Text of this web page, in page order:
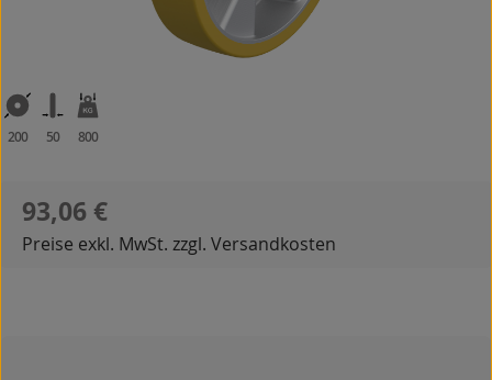
200 50 800
Regulärer Preis:
93,06 €
Preise exkl. MwSt. zzgl. Versandkosten